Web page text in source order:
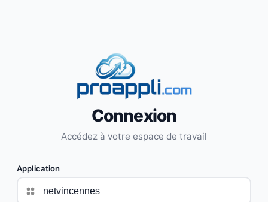
Connexion
Accédez à votre espace de travail
Application